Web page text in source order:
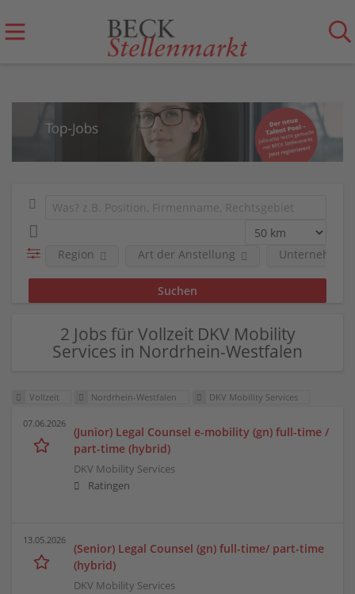
Region Art der Anstellung Unternehmen
2 Jobs für Vollzeit DKV Mobility
Services in Nordrhein-Westfalen
Vollzeit Nordrhein-Westfalen DKV Mobility Services
07.06.2026
(Junior) Legal Counsel e-mobility (gn) full-time /
part-time (hybrid)
DKV Mobility Services
Ratingen
13.05.2026
(Senior) Legal Counsel (gn) full-time/ part-time
(hybrid)
DKV Mobility Services